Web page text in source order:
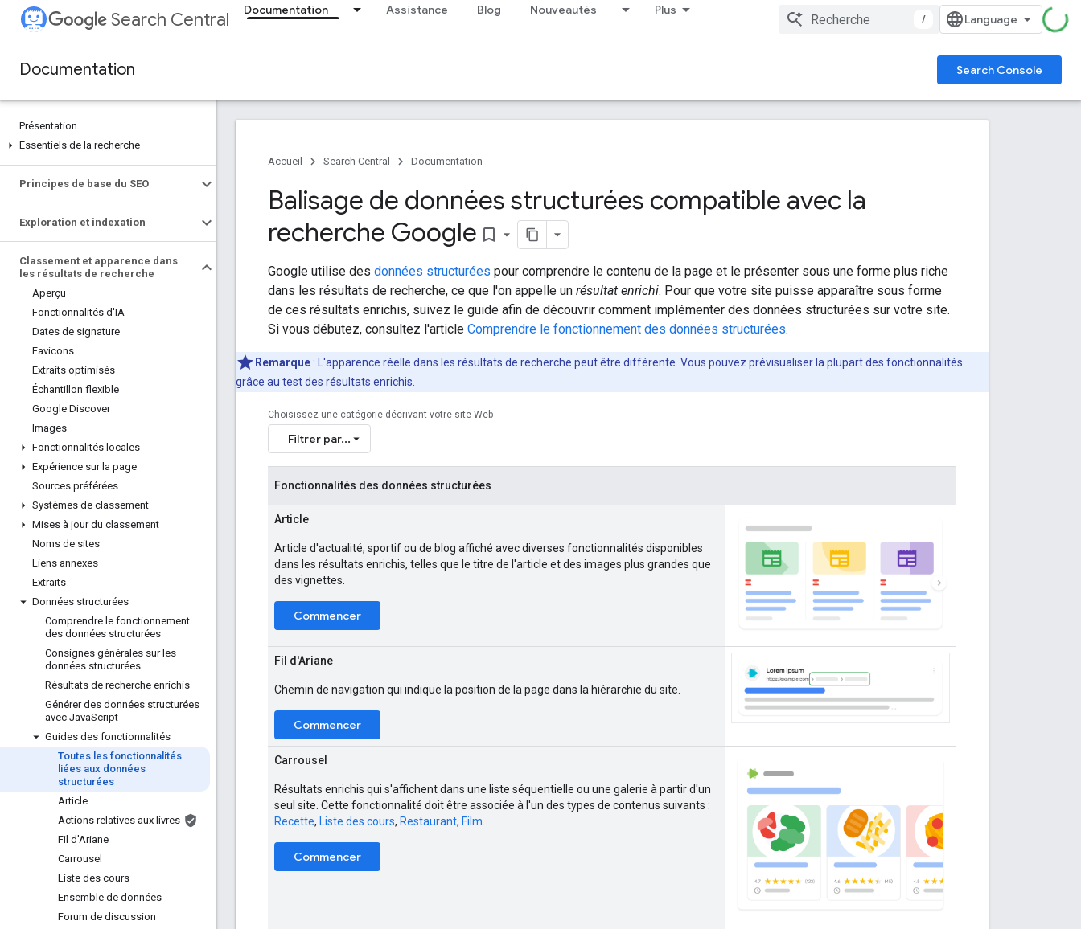
Search Central Documentation Assistance Blog Nouveautés Plus
/
Documentation Search Console
Présentation
Essentiels de la recherche
Principes de base du SEO
Exploration et indexation
Classement et apparence dans
les résultats de recherche
Aperçu
Fonctionnalités d'IA
Dates de signature
Favicons
Extraits optimisés
Échantillon flexible
Google Discover
Images
Fonctionnalités locales
Expérience sur la page
Sources préférées
Systèmes de classement
Mises à jour du classement
Noms de sites
Liens annexes
Extraits
Données structurées
Comprendre le fonctionnement
des données structurées
Consignes générales sur les
données structurées
Résultats de recherche enrichis
Générer des données structurées
avec JavaScript
Guides des fonctionnalités
Toutes les fonctionnalités
liées aux données
structurées
Article
Actions relatives aux livres
Fil d'Ariane
Carrousel
Liste des cours
Ensemble de données
Forum de discussion
Accueil Search Central Documentation
Balisage de données structurées compatible avec la
recherche Google bookmark_border
Google utilise des données structurées pour comprendre le contenu de la page et le présenter sous une forme plus riche
dans les résultats de recherche, ce que l'on appelle un résultat enrichi. Pour que votre site puisse apparaître sous forme
de ces résultats enrichis, suivez le guide afin de découvrir comment implémenter des données structurées sur votre site.
Si vous débutez, consultez l'article Comprendre le fonctionnement des données structurées.
Remarque : L'apparence réelle dans les résultats de recherche peut être différente. Vous pouvez prévisualiser la plupart des fonctionnalités
grâce au test des résultats enrichis
Choisissez une catégorie décrivant votre site Web
Filtrer par...
Fonctionnalités des données structurées
Article
Article d'actualité, sportif ou de blog affiché avec diverses fonctionnalités disponibles
dans les résultats enrichis, telles que le titre de l'article et des images plus grandes que
des vignettes.
Commencer
Fil d'Ariane
Chemin de navigation qui indique la position de la page dans la hiérarchie du site.
Commencer
Carrousel
Résultats enrichis qui s'affichent dans une liste séquentielle ou une galerie à partir d'un
seul site. Cette fonctionnalité doit être associée à l'un des types de contenus suivants :
Recette, Liste des cours, Restaurant, Film
Commencer